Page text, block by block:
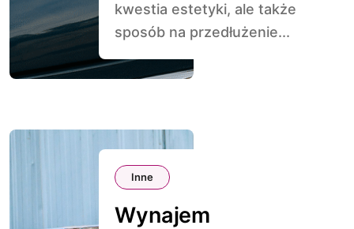
kwestia estetyki, ale także
sposób na przedłużenie...
Inne
Wynajem